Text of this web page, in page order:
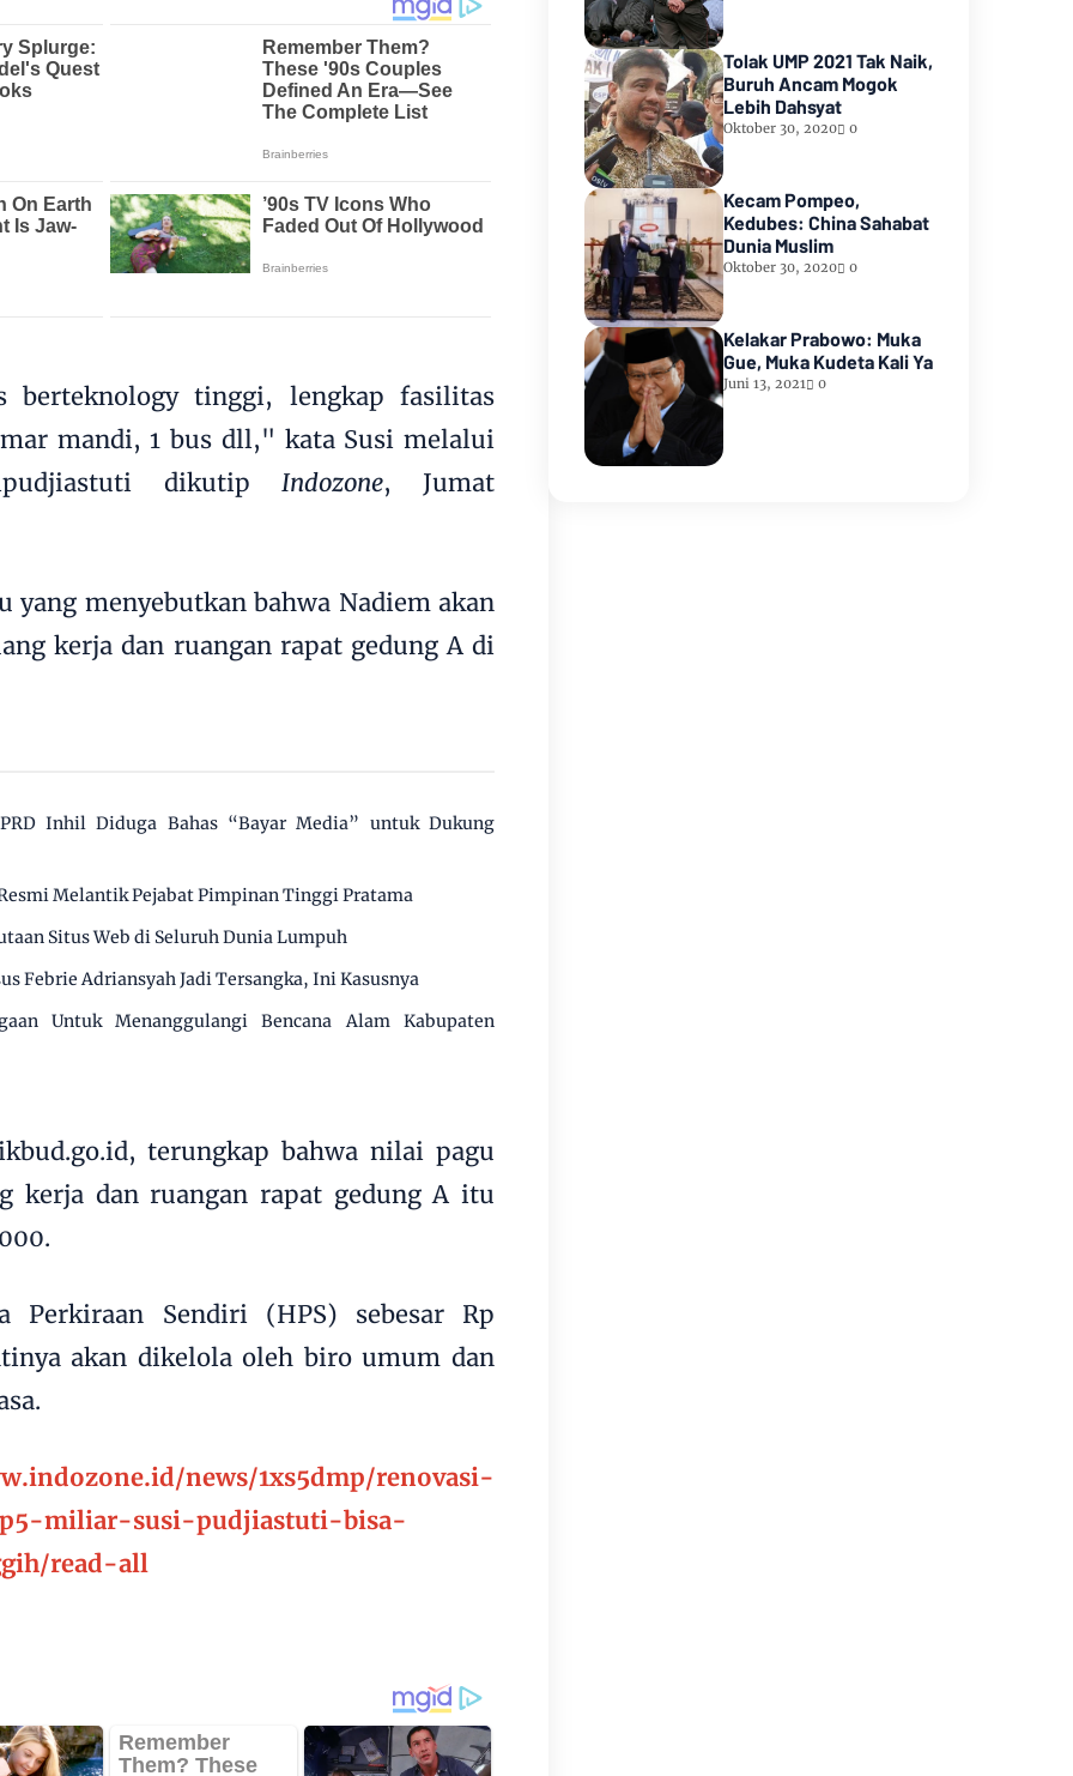
berteknology tinggi, lengkap fasilitas
mandi, 1 bus dll," kata Susi melalui
dikutip Indozone, Jumat
yang menyebutkan bahwa Nadiem akan
kerja dan ruangan rapat gedung A di
Inhil Diduga Bahas “Bayar Media” untuk Dukung
Melantik Pejabat Pimpinan Tinggi Pratama
Situs Web di Seluruh Dunia Lumpuh
Febrie Adriansyah Jadi Tersangka, Ini Kasusnya
Untuk Menanggulangi Bencana Alam Kabupaten
terungkap bahwa nilai pagu
kerja dan ruangan rapat gedung A itu
Perkiraan Sendiri (HPS) sebesar Rp
akan dikelola oleh biro umum dan
news/1xs5dmp/renovasi-
miliar-susi-pudjiastuti-bisa-
read-all
Tolak UMP 2021 Tak Naik,
Buruh Ancam Mogok
Lebih Dahsyat
Oktober 30, 2020 0
Kecam Pompeo,
Kedubes: China Sahabat
Dunia Muslim
Oktober 30, 2020 0
Kelakar Prabowo: Muka
Gue, Muka Kudeta Kali Ya
Juni 13, 2021 0